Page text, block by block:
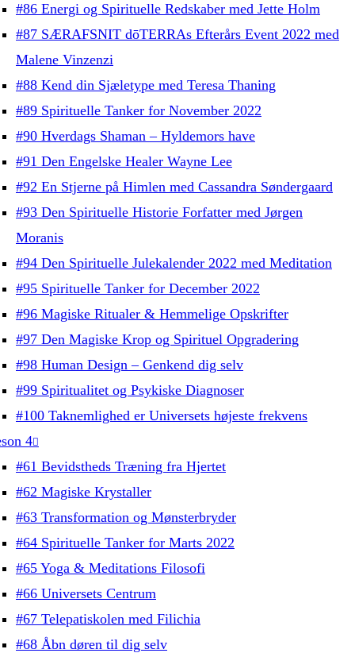
#86 Energi og Spirituelle Redskaber med Jette Holm
#87 SÆRAFSNIT dōTERRAs Efterårs Event 2022 med
Malene Vinzenzi
#88 Kend din Sjæletype med Teresa Thaning
#89 Spirituelle Tanker for November 2022
#90 Hverdags Shaman – Hyldemors have
#91 Den Engelske Healer Wayne Lee
#92 En Stjerne på Himlen med Cassandra Søndergaard
#93 Den Spirituelle Historie Forfatter med Jørgen
Moranis
#94 Den Spirituelle Julekalender 2022 med Meditation
#95 Spirituelle Tanker for December 2022
#96 Magiske Ritualer & Hemmelige Opskrifter
#97 Den Magiske Krop og Spirituel Opgradering
#98 Human Design – Genkend dig selv
#99 Spiritualitet og Psykiske Diagnoser
#100 Taknemlighed er Universets højeste frekvens
4
#61 Bevidstheds Træning fra Hjertet
#62 Magiske Krystaller
#63 Transformation og Mønsterbryder
#64 Spirituelle Tanker for Marts 2022
#65 Yoga & Meditations Filosofi
#66 Universets Centrum
#67 Telepatiskolen med Filichia
#68 Åbn døren til dig selv